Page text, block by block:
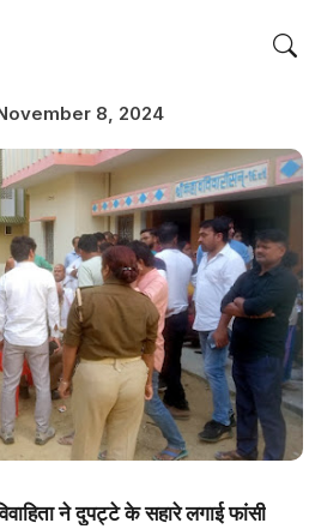
8, 2024
ने दुपट्टे के सहारे लगाई फांसी